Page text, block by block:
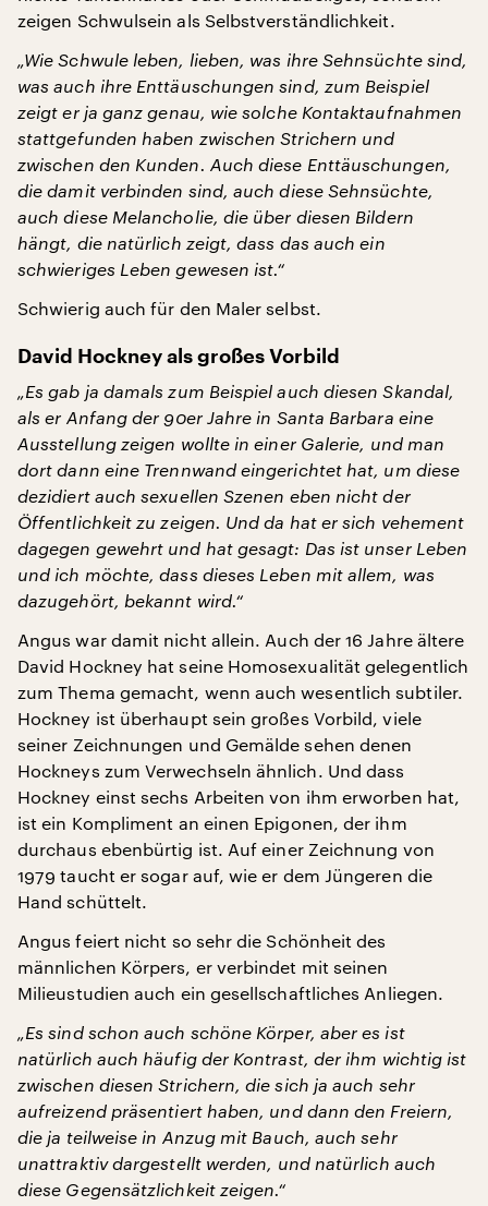
zeigen Schwulsein als Selbstverständlichkeit.
„Wie Schwule leben, lieben, was ihre Sehnsüchte sind,
was auch ihre Enttäuschungen sind, zum Beispiel
zeigt er ja ganz genau, wie solche Kontaktaufnahmen
stattgefunden haben zwischen Strichern und
zwischen den Kunden. Auch diese Enttäuschungen,
die damit verbinden sind, auch diese Sehnsüchte,
auch diese Melancholie, die über diesen Bildern
hängt, die natürlich zeigt, dass das auch ein
schwieriges Leben gewesen ist.“
Schwierig auch für den Maler selbst.
David Hockney als großes Vorbild
„Es gab ja damals zum Beispiel auch diesen Skandal,
als er Anfang der 90er Jahre in Santa Barbara eine
Ausstellung zeigen wollte in einer Galerie, und man
dort dann eine Trennwand eingerichtet hat, um diese
dezidiert auch sexuellen Szenen eben nicht der
Öffentlichkeit zu zeigen. Und da hat er sich vehement
dagegen gewehrt und hat gesagt: Das ist unser Leben
und ich möchte, dass dieses Leben mit allem, was
dazugehört, bekannt wird.“
Angus war damit nicht allein. Auch der 16 Jahre ältere
David Hockney hat seine Homosexualität gelegentlich
zum Thema gemacht, wenn auch wesentlich subtiler.
Hockney ist überhaupt sein großes Vorbild, viele
seiner Zeichnungen und Gemälde sehen denen
Hockneys zum Verwechseln ähnlich. Und dass
Hockney einst sechs Arbeiten von ihm erworben hat,
ist ein Kompliment an einen Epigonen, der ihm
durchaus ebenbürtig ist. Auf einer Zeichnung von
1979 taucht er sogar auf, wie er dem Jüngeren die
Hand schüttelt.
Angus feiert nicht so sehr die Schönheit des
männlichen Körpers, er verbindet mit seinen
Milieustudien auch ein gesellschaftliches Anliegen.
„Es sind schon auch schöne Körper, aber es ist
natürlich auch häufig der Kontrast, der ihm wichtig ist
zwischen diesen Strichern, die sich ja auch sehr
aufreizend präsentiert haben, und dann den Freiern,
die ja teilweise in Anzug mit Bauch, auch sehr
unattraktiv dargestellt werden, und natürlich auch
diese Gegensätzlichkeit zeigen.“